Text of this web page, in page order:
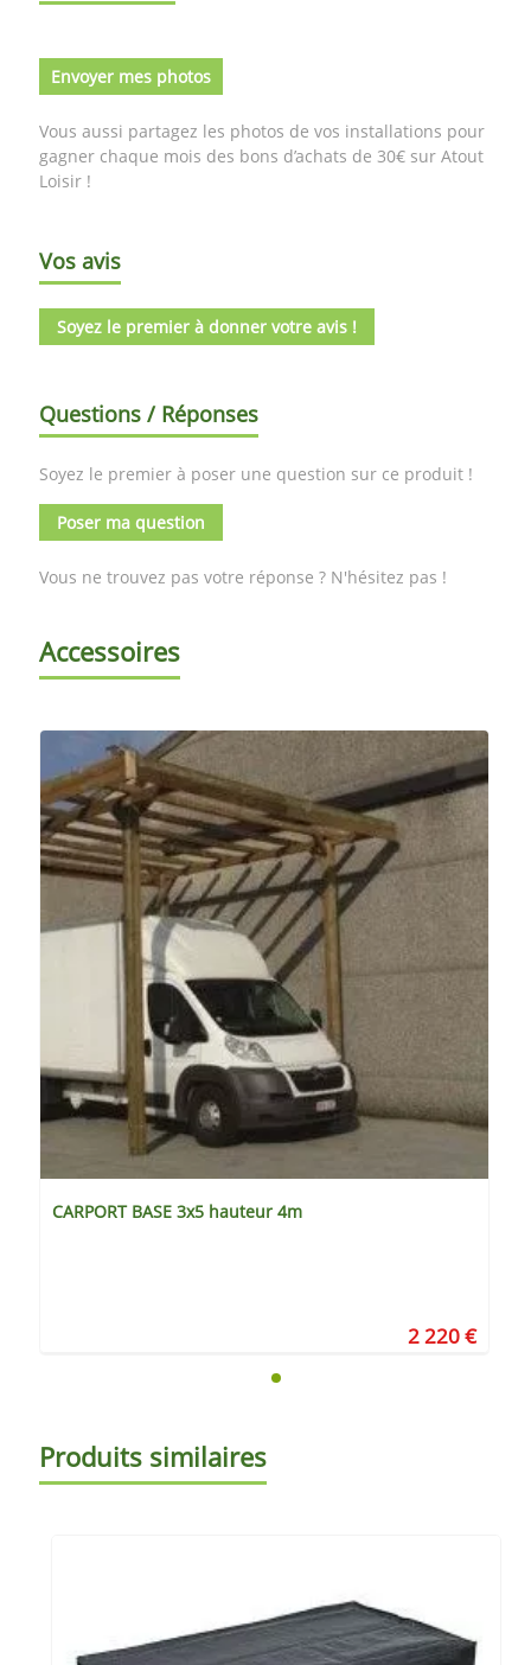
Envoyer mes photos
Vous aussi partagez les photos de vos installations pour
gagner chaque mois des bons d’achats de 30€ sur Atout
Loisir !
Vos avis
Soyez le premier à donner votre avis !
Questions / Réponses
Soyez le premier à poser une question sur ce produit !
Poser ma question
Vous ne trouvez pas votre réponse ? N'hésitez pas !
Accessoires
CARPORT BASE 3x5 hauteur 4m
2 220 €
Produits similaires